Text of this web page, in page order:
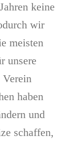
keine
wir
meisten
unsere
Verein
haben
und
schaffen,